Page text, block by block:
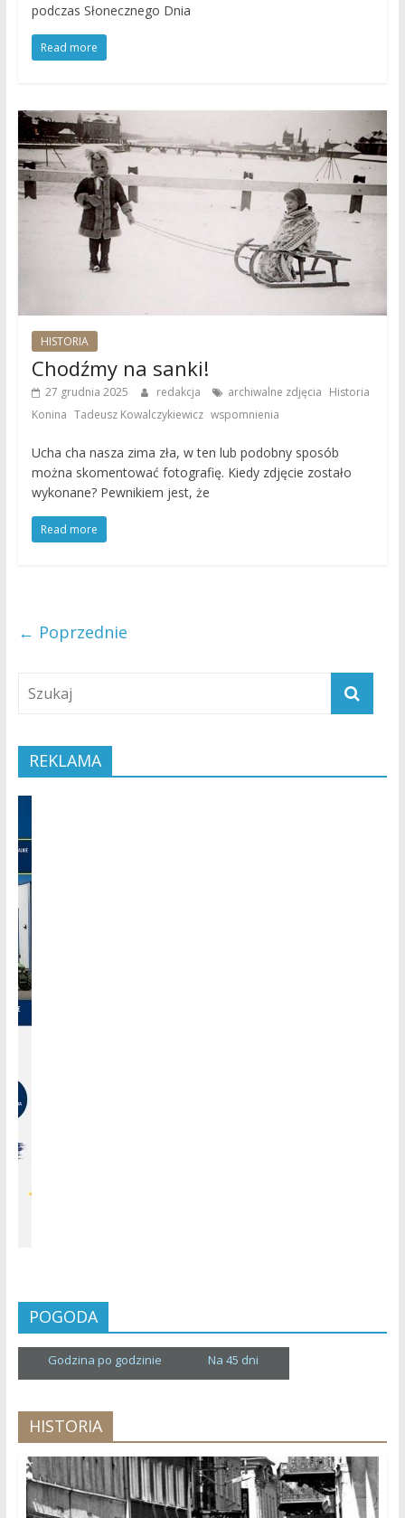
podczas Słonecznego Dnia
Read more
HISTORIA
Chodźmy na sanki!
27 grudnia 2025 redakcja archiwalne zdjęcia Historia
Konina Tadeusz Kowalczykiewicz, wspomnienia
Ucha cha nasza zima zła, w ten lub podobny sposób
można skomentować fotografię. Kiedy zdjęcie zostało
wykonane? Pewnikiem jest, że
Read more
← Poprzednie
REKLAMA
POGODA
Godzina po godzinie Na 45 dni
HISTORIA